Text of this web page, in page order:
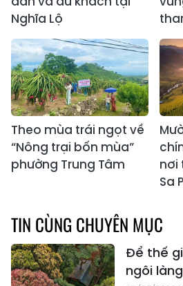
Nghĩa Lộ
Theo mùa trái ngọt về
“Nông trại bốn mùa”
phường Trung Tâm
nơi
Sa
TIN CÙNG CHUYÊN MỤC
Để thế
ngôi